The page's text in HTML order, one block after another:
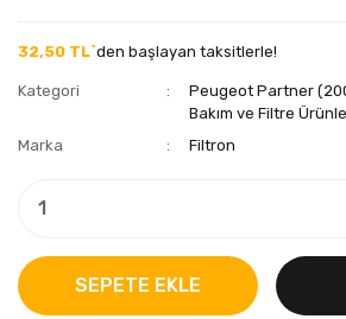
32,50 TL`den başlayan taksitlerle!
Kategori
Peugeot Partner
Bakım ve Filtre
Marka
Filtron
SEPETE EKLE